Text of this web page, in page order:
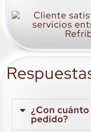
¿Con
pedido?